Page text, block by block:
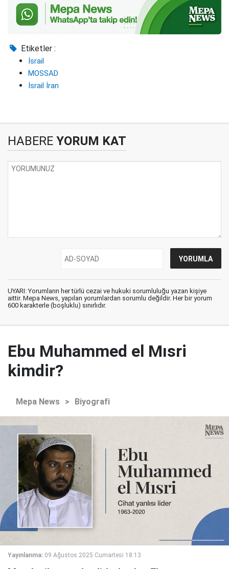
Etiketler :
İsrail
MOSSAD
İsrail İran
HABERE YORUM KAT
UYARI: Yorumların her türlü cezai ve hukuki sorumluluğu yazan kişiye
aittir. Mepa News, yapılan yorumlardan sorumlu değildir. Her bir yorum
600 karakterle (boşluklu) sınırlıdır.
Ebu Muhammed el Mısri
kimdir?
Mepa News > Biyografi
Yayınlanma: 09 Ağustos 2025 Cumartesi 18:13